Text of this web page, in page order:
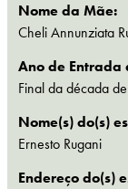
Nome da Mãe:
Cheli Annunziata
Ano de Entrada
Final da década
Nome(s) do(s)
Ernesto Rugani
Endereço do(s)